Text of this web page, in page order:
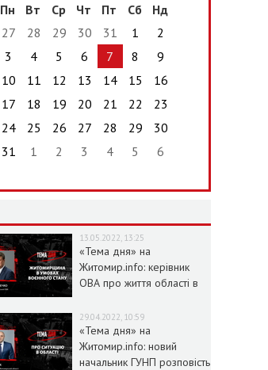
Пн
Вт Ср Чт Пт Сб
Нд
27
28 29 30 31 1
2
3
4 5 6 7 8
9
10
11 12 13 14 15
16
17
18 19 20 21 22
23
24
25 26 27 28 29
30
31
1 2 3 4 5 6
13.05.2022, 13:25
«Тема дня» на
Житомир.info: керівник
ОВА про життя області в
29.04.2022, 10:59
«Тема дня» на
Житомир.info: новий
начальник ГУНП розповість